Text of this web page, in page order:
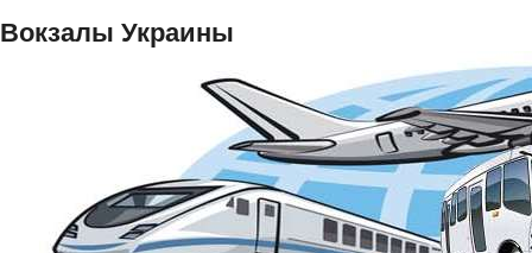
Вокзалы Украины